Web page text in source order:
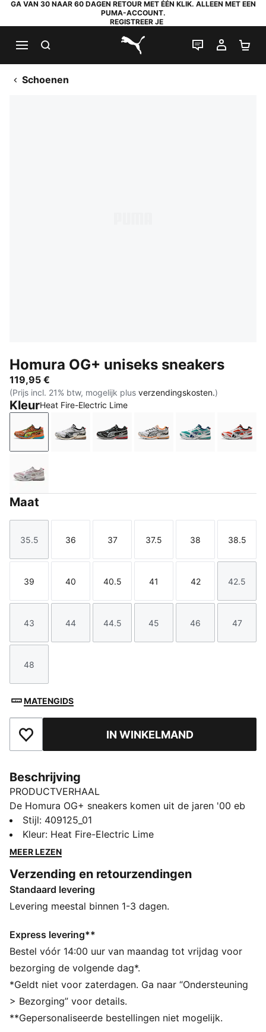
GA VAN 30 NAAR 60 DAGEN RETOUR MET ÉÉN KLIK. ALLEEN MET EEN
PUMA-ACCOUNT.
REGISTREER JE
PUMA.com
LIVE CHAT
MIJN
Schoenen
Homura OG+ uniseks sneakers
119,95 €
(Prijs incl. 21% btw, mogelijk plus verzendingskosten.)
KleurHeat Fire-Electric Lime
Heat Fire-Electric Lime
Matte Silver-PUMA Black
PUMA Black-Flat Medium Gray
Matte Silver-Heat Fire
Mint Tea-Red
Misty Pink-Dark Rose
Maat
Maat
35.5
Maat
36
Maat
37
Maat
37.5
Maat
38
Maat
38.5
Maat
39
Maat
40
Maat
40.5
Maat
41
Maat
42
Maat
42.5
Maat
43
Maat
44
Maat
44.5
Maat
45
Maat
46
Maat
47
Maat
48
MATENGIDS
Toegevoegd aan favorietenIN WINKELMAND
Beschrijving
PRODUCTVERHAAL
De Homura OG+ sneakers komen uit de jaren '00 eb
geven het echte Y2K-gevoel aan je look. Mesh,
metalen stukjes en doorschijnende details zorgen voor
retro tech-vibes. Dankzij de SOFTFOAM+ demping
ALLE INS EN OUTS
SOFTFOAM+ binnenzool met extra dikke hiel voor
comfort bij het aantrekken.
Ontworpen voor: Lifestyle van PUMA
Breedte: Normaal
Sluiting: Veters
Type hak: Plat
Ventilatie door middel van mesh
Metalen accenten
PUMA-merkdetails
Stijl: 409125_01
Kleur: Heat Fire-Electric Lime
MEER LEZEN
Verzending en retourzendingen
Standaard levering
Levering meestal binnen 1-3 dagen.
Express levering**
Bestel vóór 14:00 uur van maandag tot vrijdag voor
bezorging de volgende dag*.
*Geldt niet voor zaterdagen. Ga naar “Ondersteuning
> Bezorging” voor details.
**Gepersonaliseerde bestellingen niet mogelijk.